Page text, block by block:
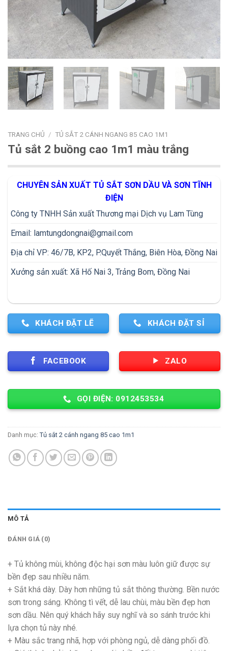
TRANG CHỦ / TỦ SẮT 2 CÁNH NGANG 85 CAO 1M1
Tủ sắt 2 buồng cao 1m1 màu trắng
CHUYÊN SẢN XUẤT TỦ SẮT SƠN DẦU VÀ SƠN TĨNH
ĐIỆN
Công ty TNHH Sản xuất Thương mại Dịch vụ Lam Tùng
Email: lamtungdongnai@gmail.com
Địa chỉ VP: 46/7B, KP2, P.Quyết Thắng, Biên Hòa, Đồng Nai
Xưởng sản xuất: Xã Hố Nai 3, Trảng Bom, Đồng Nai
KHÁCH ĐẶT LẼ KHÁCH ĐẶT SỈ
FACEBOOK ZALO
GỌI ĐIỆN: 0912453534
Danh mục: Tủ sắt 2 cánh ngang 85 cao 1m1
MÔ TẢ
ĐÁNH GIÁ (0)
+ Tủ không mùi, không độc hại sơn màu luôn giữ được sự
bền đẹp sau nhiều năm.
+ Sắt khá dày. Dày hơn những tủ sắt thông thường. Bền nước
sơn trong sáng. Không tì vết, dễ lau chùi, màu bền đẹp hơn
sơn dầu. Nên quý khách hãy suy nghĩ và so sánh trước khi
lựa chọn tủ này nhé.
+ Màu sắc trang nhã, hợp với phòng ngủ, dễ dàng phối đồ.